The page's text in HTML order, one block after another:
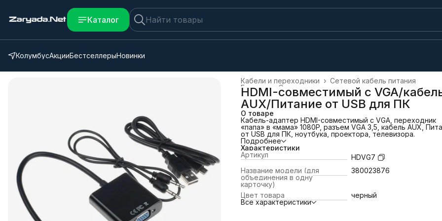
Каталог
КолумбусАкцииБестселлерыНовинки
Сетевой кабель питания
Кабели и переходники ›
Электроника
Главная
HDMI-совместимый с VGA/
AUX/Питание от USB для ПК
О товаре
Кабель-адаптер HDMI-совместимый с VGA, переходник
«папа» в «мама» 1080P, разъем VGA 3,5, кабель AUX,
от USB для ПК, ноутбука, проектора, телевизора.
Подробнее
Характеристики
Артикул
HDVG7
Название модели (для
объединения в одну
карточку)
380023876
Цвет товара
черный
Все характеристики